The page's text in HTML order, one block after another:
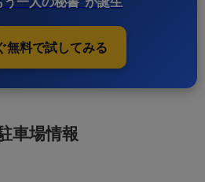
無料で試してみる
車場情報